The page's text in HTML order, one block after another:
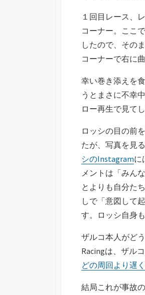
１回目レース、
コーナー。ここ
したので、その
コーナーで右に
幸い巻き添えを
うとまさに不幸
ロー再生で見て
ロッシの目の前
たが、写真を見
シのInstagramに
メントは「みん
とよりも自分た
しで「意図して
す。ロッシ自身
ザルコ本人がど
Racingは、ザル
どの周回より遅
結局これが事故